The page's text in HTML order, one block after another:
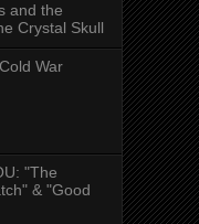
and the
Crystal Skull
Cold War
"The
& "Good